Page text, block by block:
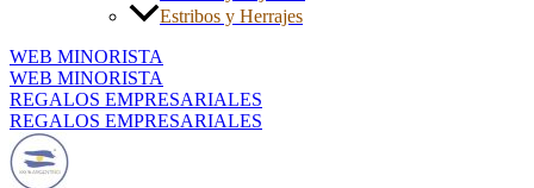
Estribos y Herrajes
WEB MINORISTA
WEB MINORISTA
REGALOS EMPRESARIALES
REGALOS EMPRESARIALES